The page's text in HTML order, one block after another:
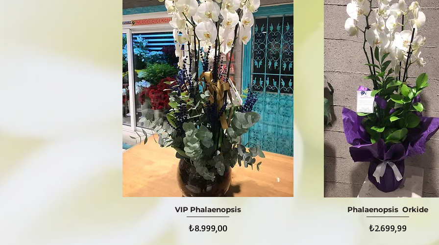
Hızlı Bakış
VIP Phalaenopsis
Fiyat
₺8.999,00
Hızlı Bakış
Phalaenopsis Orkide
Fiyat
₺2.699,99